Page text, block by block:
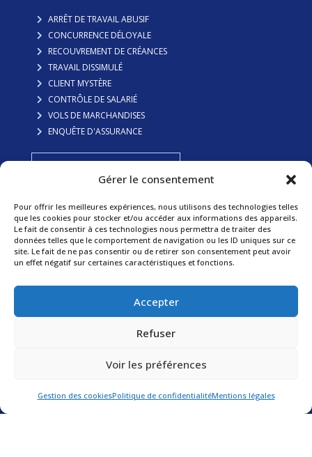
Gérer le consentement
Pour offrir les meilleures expériences, nous utilisons des technologies telles
que les cookies pour stocker et/ou accéder aux informations des appareils.
Le fait de consentir à ces technologies nous permettra de traiter des
données telles que le comportement de navigation ou les ID uniques sur ce
site. Le fait de ne pas consentir ou de retirer son consentement peut avoir
un effet négatif sur certaines caractéristiques et fonctions.
Accepter
Refuser
Voir les préférences
Gestion des cookiesPolitique de confidentialitéMentions légales
ARRÊT DE TRAVAIL ABUSIF
CONCURRENCE DÉLOYALE
RECOUVREMENT DE CRÉANCES
TRAVAIL DISSIMULÉ
CLIENT MYSTÈRE
CONTRÔLE DE SALARIÉ
VOLS DE MARCHANDISES
ENQUÊTE D'ASSURANCE
Préserver votre famille
ADULTÈRE
GARDE D’ENFANTS
RECHERCHE DE DÉBITEURS
©2025 Léman investigations détective privé.
Politique de confidentialité.Gestion des cookies.